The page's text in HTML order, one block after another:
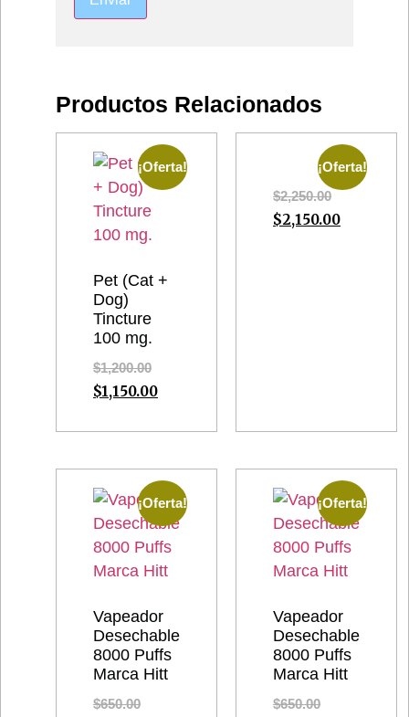
Productos Relacionados
¡Oferta!
Pet (Cat +
Dog)
Tincture
100 mg.
$1,200.00
$1,150.00
¡Oferta!
$2,250.00
$2,150.00
¡Oferta!
Vapeador
Desechable
8000 Puffs
Marca Hitt
$650.00
¡Oferta!
Vapeador
Desechable
8000 Puffs
Marca Hitt
$650.00